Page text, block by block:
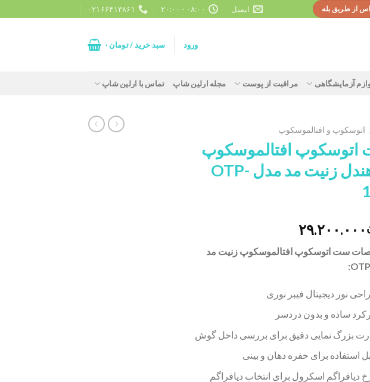
از طریق بله ایمیل ۰۸:۰۰ - ۲۰:۰۰ ۰۲۱۶۶۴۱۳۸۶۱
ورود سبد خرید /تومان ۰
آزمایشگاهی مراقبت از پوست مجله ارلین شاپ تماس با ارلین شاپ
اتوسکوپ و افتالموسکوپ
افتالموسکوپ
دو هندل زنیت مد مدل OTP-
۲۹.۲۰۰.۰۰۰
ست اتوسکوپ افتالموسکوپ زنیت مد
نور دیجیتال فیبر نوری
ساده و بدون دردسر
بزرگ نمایی دقیق برای بررسی داخل گوش
استفاده برای حفره دهان و بینی
دیافراگم اسکرول برای انتخاب دیافراگم